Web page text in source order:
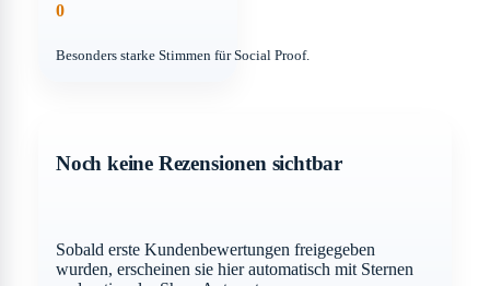
0
Besonders starke Stimmen für Social Proof.
Noch keine Rezensionen sichtbar
Sobald erste Kundenbewertungen freigegeben
wurden, erscheinen sie hier automatisch mit Sternen